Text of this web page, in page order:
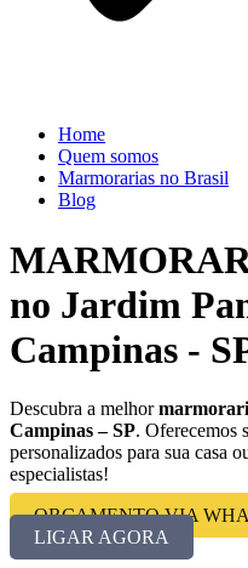
Home
Quem somos
Marmorarias no Brasil
Blog
no Jardim
Campinas -
Descubra a melhor
Campinas – SP. Oferecemos
personalizados para sua casa
especialistas!
ORÇAMENTO VIA
LIGAR AGORA